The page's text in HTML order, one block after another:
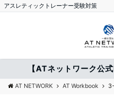
アスレティックトレーナー受験対策
【ATネットワーク公
AT NETWORK AT Workbook